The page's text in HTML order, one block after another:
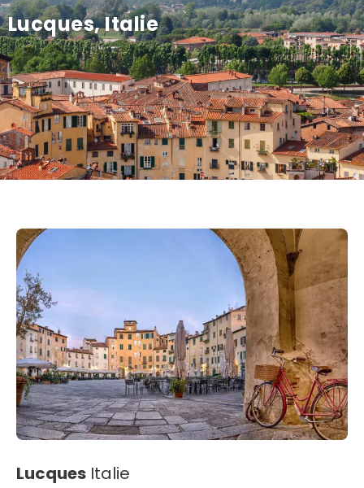
Lucques, Italie
Lucques Italie